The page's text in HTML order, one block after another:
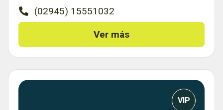
(02945) 15551032
Ver más
VIP